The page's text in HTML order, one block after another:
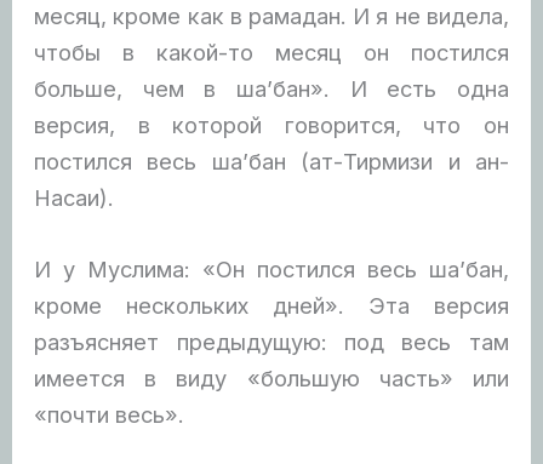
месяц, кроме как в рамадан. И я не видела,
чтобы в какой-то месяц он постился
больше, чем в ша’бан». И есть одна
версия, в которой говорится, что он
постился весь ша’бан (ат-Тирмизи и ан-
Насаи).
И у Муслима: «Он постился весь ша’бан,
кроме нескольких дней». Эта версия
разъясняет предыдущую: под весь там
имеется в виду «большую часть» или
«почти весь».